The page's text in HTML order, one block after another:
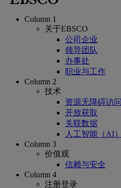
Column 1
关于EBSCO
公司企业
领导团队
办事处
职业与工作
Column 2
技术
资源无障碍访问
开放获取
关联数据
人工智能（AI）
Column 3
价值观
信赖与安全
Column 4
注册登录